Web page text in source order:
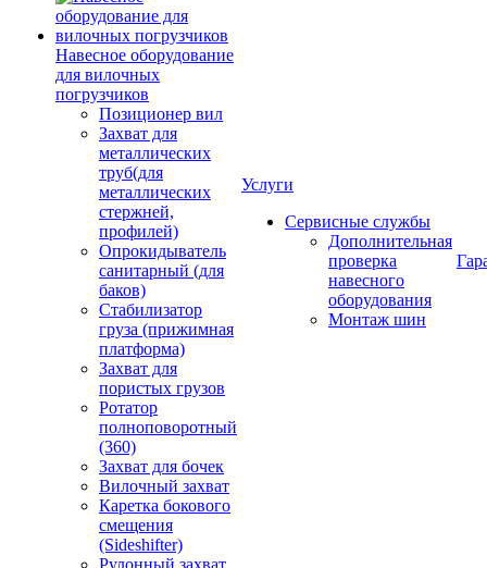
Навесное оборудование
для вилочных
погрузчиков
Позиционер вил
Захват для
металлических
труб(для
металлических
стержней,
профилей)
Опрокидыватель
санитарный (для
баков)
Стабилизатор
груза (прижимная
платформа)
Захват для
пористых грузов
Ротатор
полноповоротный
(360)
Захват для бочек
Вилочный захват
Каретка бокового
смещения
(Sideshifter)
Рулонный захват
Услуги
Сервисные службы
Дополнительная
проверка
навесного
оборудования
Монтаж шин